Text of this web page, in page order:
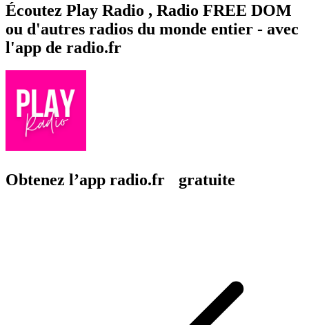
Écoutez Play Radio , Radio FREE DOM
ou d'autres radios du monde entier - avec
l'app de radio.fr
Obtenez l’app radio.fr gratuite